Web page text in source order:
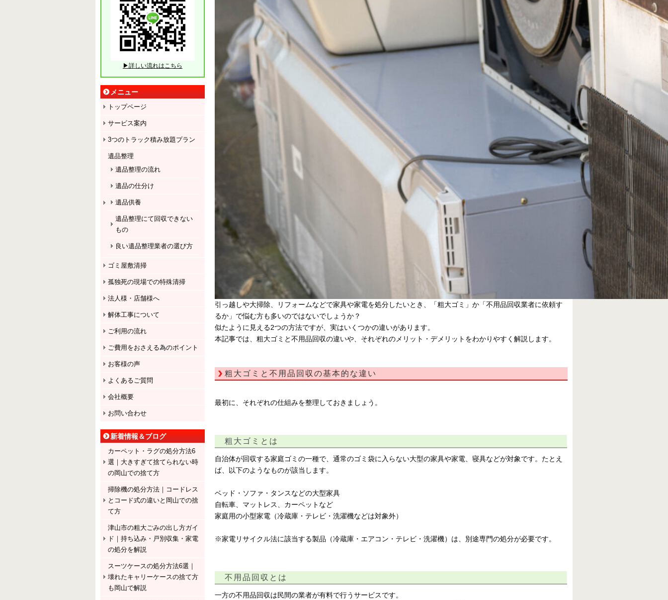
引っ越しや大掃除、リフォームなどで家具や家電を処分したいとき、「粗大ゴミ」か「不用品回収業者に依頼す
るか」で悩む方も多いのではないでしょうか？
似たように見える2つの方法ですが、実はいくつかの違いがあります。
本記事では、粗大ゴミと不用品回収の違いや、それぞれのメリット・デメリットをわかりやすく解説します。
粗大ゴミと不用品回収の基本的な違い
最初に、それぞれの仕組みを整理しておきましょう。
粗大ゴミとは
自治体が回収する家庭ゴミの一種で、通常のゴミ袋に入らない大型の家具や家電、寝具などが対象です。たとえ
ば、以下のようなものが該当します。
ベッド・ソファ・タンスなどの大型家具
自転車、マットレス、カーペットなど
家庭用の小型家電（冷蔵庫・テレビ・洗濯機などは対象外）
※家電リサイクル法に該当する製品（冷蔵庫・エアコン・テレビ・洗濯機）は、別途専門の処分が必要です。
不用品回収とは
一方の不用品回収は民間の業者が有料で行うサービスです。
▶詳しい流れはこちら
メニュー
トップページ
サービス案内
3つのトラック積み放題プラン
遺品整理
遺品整理の流れ
遺品の仕分け
遺品供養
遺品整理にて回収できない
もの
良い遺品整理業者の選び方
ゴミ屋敷清掃
孤独死の現場での特殊清掃
法人様・店舗様へ
解体工事について
ご利用の流れ
ご費用をおさえる為のポイント
お客様の声
よくあるご質問
会社概要
お問い合わせ
新着情報＆ブログ
カーペット・ラグの処分方法6
選｜大きすぎて捨てられない時
の岡山での捨て方
掃除機の処分方法｜コードレス
とコード式の違いと岡山での捨
て方
津山市の粗大ごみの出し方ガイ
ド｜持ち込み・戸別収集・家電
の処分を解説
スーツケースの処分方法6選｜
壊れたキャリーケースの捨て方
も岡山で解説